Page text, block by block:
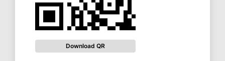
Download QR